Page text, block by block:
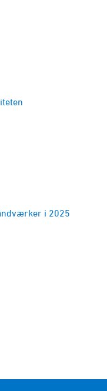
i 2025